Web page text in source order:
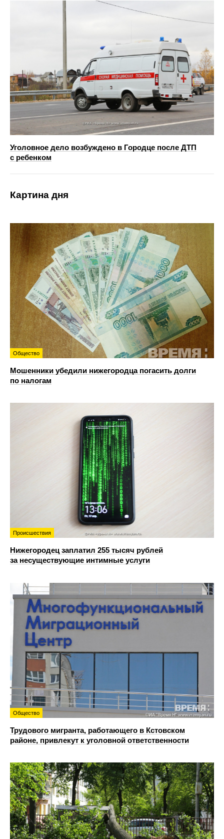
Уголовное дело возбуждено в Городце после ДТП
с ребенком
Картина дня
Общество
Мошенники убедили нижегородца погасить долги
по налогам
Происшествия
Нижегородец заплатил 255 тысяч рублей
за несуществующие интимные услуги
Общество
Трудового мигранта, работающего в Кстовском
районе, привлекут к уголовной ответственности